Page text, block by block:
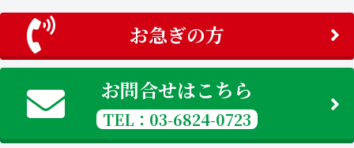
お急ぎの方
お問合せはこちら
TEL：03-6824-0723